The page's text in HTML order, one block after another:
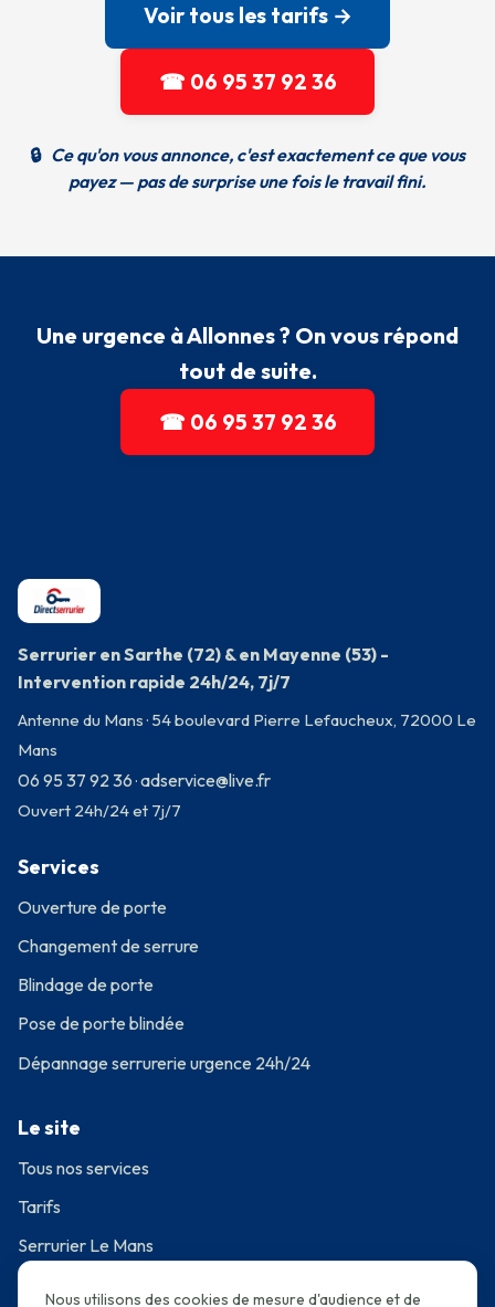
Voir tous les tarifs →
☎ 06 95 37 92 36
🔒 Ce qu'on vous annonce, c'est exactement ce que vous
payez — pas de surprise une fois le travail fini.
Une urgence à Allonnes ? On vous répond
tout de suite.
☎ 06 95 37 92 36
Serrurier en Sarthe (72) & en Mayenne (53) -
Intervention rapide 24h/24, 7j/7
Antenne du Mans · 54 boulevard Pierre Lefaucheux, 72000 Le
Mans
06 95 37 92 36·adservice@live.fr
Ouvert 24h/24 et 7j/7
Services
Ouverture de porte
Changement de serrure
Blindage de porte
Pose de porte blindée
Dépannage serrurerie urgence 24h/24
Le site
Tous nos services
Tarifs
Serrurier Le Mans
Nous utilisons des cookies de mesure d'audience et de